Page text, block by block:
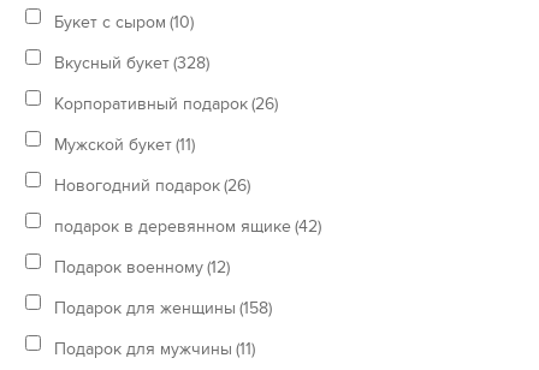
Букет с сыром (10)
Вкусный букет(328)
Корпоративный подарок(26)
Мужской букет(11)
Новогодний подарок(26)
подарок в деревянном ящике(42)
Подарок военному(12)
Подарок для женщины (158)
Подарок для мужчины (11)